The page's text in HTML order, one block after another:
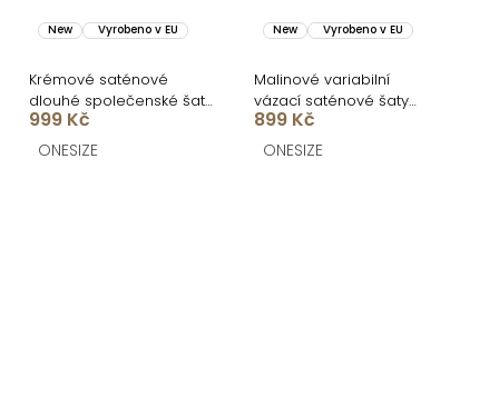
New Vyrobeno v EU
Krémové saténové
dlouhé společenské šaty
AMELIS
999 Kč
ONESIZE
New Vyrobeno v EU
Malinové variabilní
vázací saténové šaty
899 Kč
ONESIZE